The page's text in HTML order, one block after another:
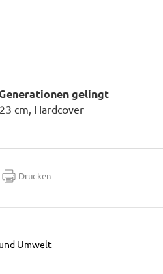
gelingt
cm, Hardcover
Drucken
Umwelt